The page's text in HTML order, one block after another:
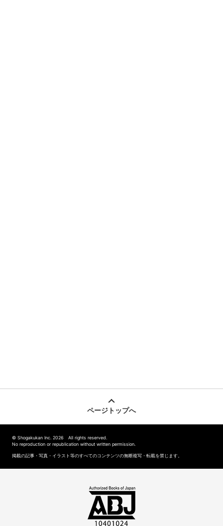
ページトップへ
© Shogakukan Inc. 2026 All rights reserved.
No reproduction or republication without written permission.
掲載の記事・写真・イラスト等のすべてのコンテンツの無断複写・転載を禁じます。